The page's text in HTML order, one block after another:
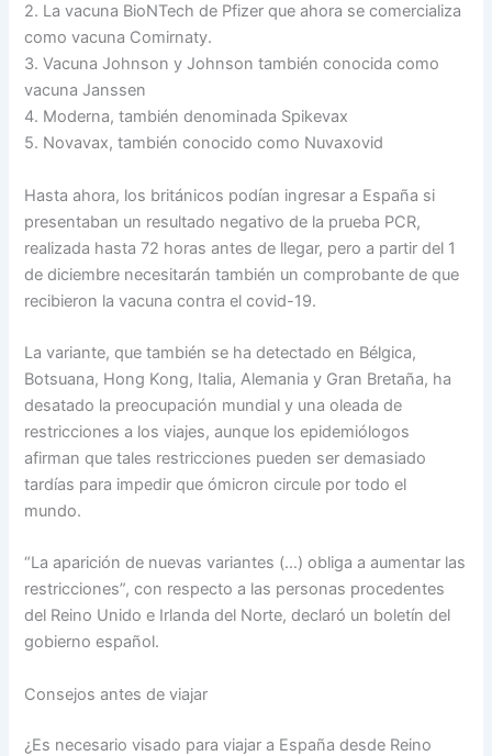
2. La vacuna BioNTech de Pfizer que ahora se comercializa
como vacuna Comirnaty.
3. Vacuna Johnson y Johnson también conocida como
vacuna Janssen
4. Moderna, también denominada Spikevax
5. Novavax, también conocido como Nuvaxovid
Hasta ahora, los británicos podían ingresar a España si
presentaban un resultado negativo de la prueba PCR,
realizada hasta 72 horas antes de llegar, pero a partir del 1
de diciembre necesitarán también un comprobante de que
recibieron la vacuna contra el covid-19.
La variante, que también se ha detectado en Bélgica,
Botsuana, Hong Kong, Italia, Alemania y Gran Bretaña, ha
desatado la preocupación mundial y una oleada de
restricciones a los viajes, aunque los epidemiólogos
afirman que tales restricciones pueden ser demasiado
tardías para impedir que ómicron circule por todo el
mundo.
“La aparición de nuevas variantes (…) obliga a aumentar las
restricciones”, con respecto a las personas procedentes
del Reino Unido e Irlanda del Norte, declaró un boletín del
gobierno español.
Consejos antes de viajar
¿Es necesario visado para viajar a España desde Reino